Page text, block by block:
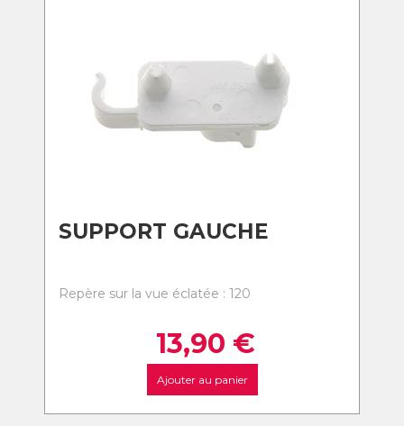
SUPPORT GAUCHE
Repère sur la vue éclatée : 120
13,90 €
Ajouter au panier